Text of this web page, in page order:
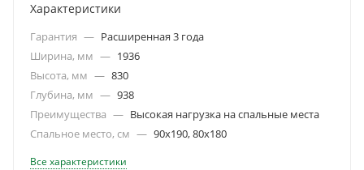
Характеристики
Гарантия — Расширенная 3 года
Ширина, мм — 1936
Высота, мм — 830
Глубина, мм — 938
Преимущества — Высокая нагрузка на спальные места
Спальное место, см — 90х190, 80х180
Все характеристики